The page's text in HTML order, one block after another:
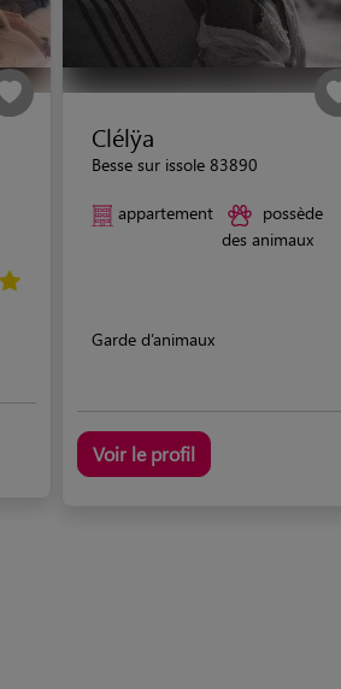
Clélÿa
Besse sur issole 83890
appartement
possède
des animaux
Garde d’animaux
Voir le profil